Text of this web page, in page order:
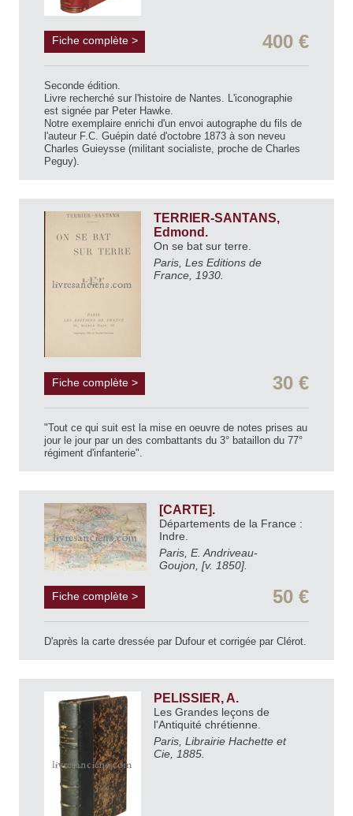
Fiche complète > 400 €
Seconde édition.
Livre recherché sur l'histoire de Nantes. L'iconographie
est signée par Peter Hawke.
Notre exemplaire enrichi d'un envoi autographe du fils de
l'auteur F.C. Guépin daté d'octobre 1873 à son neveu
Charles Guieysse (militant socialiste, proche de Charles
Peguy).
TERRIER-SANTANS,
Edmond.
On se bat sur terre.
Paris, Les Editions de
France, 1930.
Fiche complète > 30 €
"Tout ce qui suit est la mise en oeuvre de notes prises au
jour le jour par un des combattants du 3° bataillon du 77°
régiment d'infanterie".
[CARTE].
Départements de la France :
Indre.
Paris, E. Andriveau-
Goujon, [v. 1850].
Fiche complète > 50 €
D'après la carte dressée par Dufour et corrigée par Clérot.
PELISSIER, A.
Les Grandes leçons de
l'Antiquité chrétienne.
Paris, Librairie Hachette et
Cie, 1885.